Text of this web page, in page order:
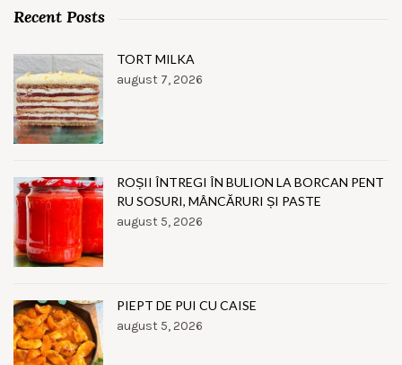
Recent Posts
TORT MILKA
august 7, 2026
ROȘII ÎNTREGI ÎN BULION LA BORCAN PENT
RU SOSURI, MÂNCĂRURI ȘI PASTE
august 5, 2026
PIEPT DE PUI CU CAISE
august 5, 2026